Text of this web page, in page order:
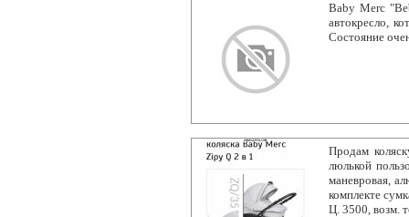
Baby Merc
автокресло,
Состояние
Продам
люлькой
маневровая,
комплекте
Ц. 3500, возм.